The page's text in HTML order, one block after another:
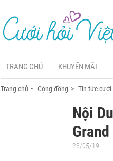
TRANG CHỦ KHUYẾN MÃI
Trang chủ Cộng đồng Tin tức cưới
Nội
23/05/19